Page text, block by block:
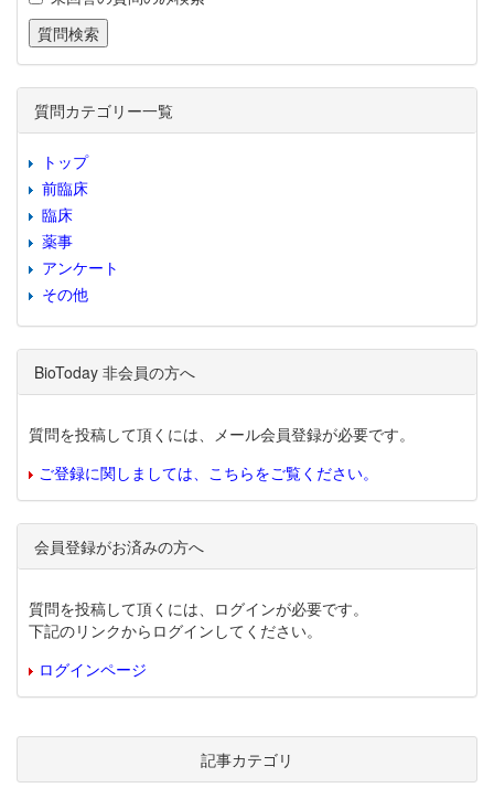
質問カテゴリー一覧
トップ
前臨床
臨床
薬事
アンケート
その他
BioToday 非会員の方へ
質問を投稿して頂くには、メール会員登録が必要です。
ご登録に関しましては、こちらをご覧ください。
会員登録がお済みの方へ
質問を投稿して頂くには、ログインが必要です。
下記のリンクからログインしてください。
ログインページ
記事カテゴリ